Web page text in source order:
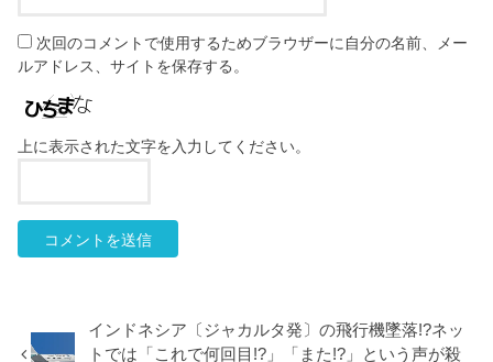
次回のコメントで使用するためブラウザーに自分の名前、メー
ルアドレス、サイトを保存する。
上に表示された文字を入力してください。
インドネシア〔ジャカルタ発〕の飛行機墜落!?ネッ
トでは「これで何回目!?」「また!?」という声が殺